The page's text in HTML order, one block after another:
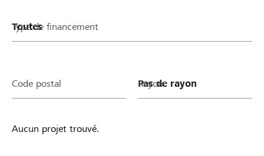
Type de financement
Code postal Rayon
Aucun projet trouvé.